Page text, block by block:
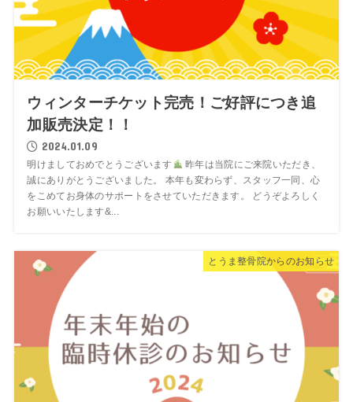
ウィンターチケット完売！ご好評につき追
加販売決定！！
2024.01.09
明けましておめでとうございます
昨年は当院にご来院いただき、
誠にありがとうございました。 本年も変わらず、スタッフ一同、心
をこめてお身体のサポートをさせていただきます。 どうぞよろしく
お願いいたします&...
とうま整骨院からのお知らせ